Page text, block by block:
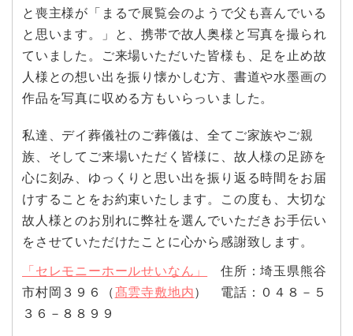
と喪主様が「まるで展覧会のようで父も喜んでいる
と思います。」と、携帯で故人奥様と写真を撮られ
ていました。ご来場いただいた皆様も、足を止め故
人様との想い出を振り懐かしむ方、書道や水墨画の
作品を写真に収める方もいらっいました。
私達、デイ葬儀社のご葬儀は、全てご家族やご親
族、そしてご来場いただく皆様に、故人様の足跡を
心に刻み、ゆっくりと思い出を振り返る時間をお届
けすることをお約束いたします。この度も、大切な
故人様とのお別れに弊社を選んでいただきお手伝い
をさせていただけたことに心から感謝致します。
「セレモニーホールせいなん」
住所：埼玉県熊谷
市村岡３９６（髙雲寺敷地内） 電話：０４８－５
３６－８８９９